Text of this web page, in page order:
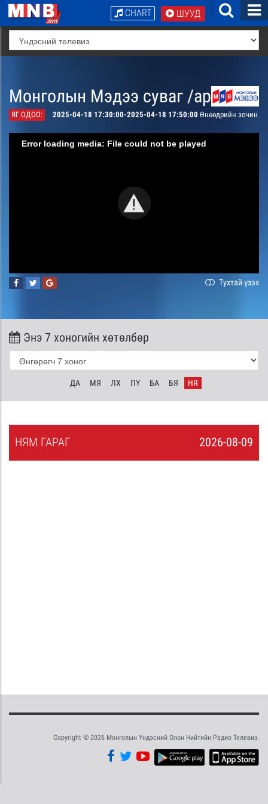
ШУУД
CHART
Монголын Мэдээ суваг /архив/
ЯГ ОДОО: 2025-04-18 17:30:00-2025-04-18 17:50:00 Өнөөдрийн зочин
Error loading media: File could not be played
Тухтай үзэх
Энэ 7 хоногийн хөтөлбөр
ДА МЯ ЛХ ПҮ БА БЯ НЯ
2026-08-09
НЯМ ГАРАГ
Copyright © 2026 Монголын Үндэсний Олон Нийтийн Радио Телевиз.